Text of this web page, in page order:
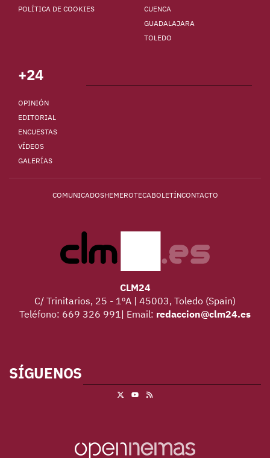
POLÍTICA DE COOKIES
CUENCA
GUADALAJARA
TOLEDO
+24
OPINIÓN
EDITORIAL
ENCUESTAS
VÍDEOS
GALERÍAS
COMUNICADOSHEMEROTECABOLETÍNCONTACTO
CLM24
C/ Trinitarios, 25 - 1ºA | 45003, Toledo (Spain)
Teléfono: 669 326 991| Email: redaccion@clm24.es
SÍGUENOS